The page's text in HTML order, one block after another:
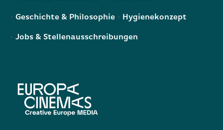
Geschichte & Philosophie Hygienekonzept
Jobs & Stellenausschreibungen